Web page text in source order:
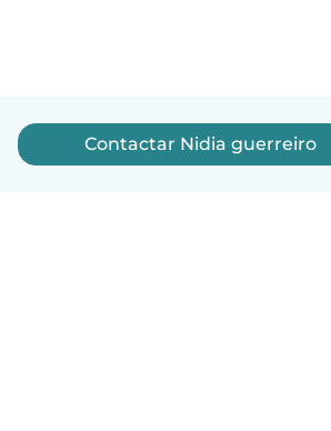
Contactar Nidia guerreiro